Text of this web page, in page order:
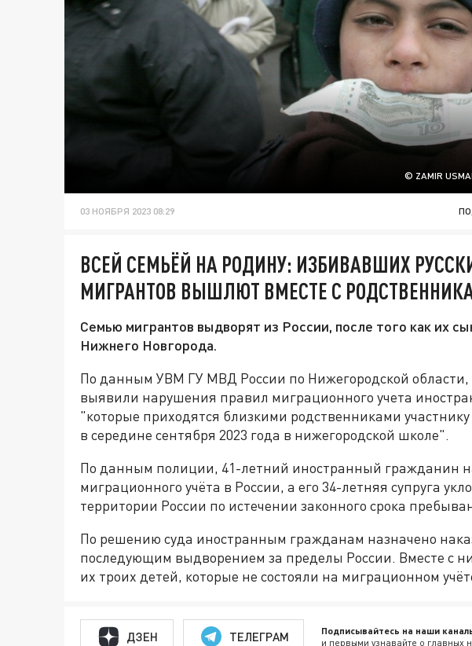
© ZAMIR
03 НОЯБРЯ 2023 08:29
ВСЕЙ СЕМЬЁЙ НА РОДИНУ: ИЗБИВАВШИХ
МИГРАНТОВ ВЫШЛЮТ ВМЕСТЕ С
Семью мигрантов выдворят из России, после того как их
Нижнего Новгорода.
По данным УВМ ГУ МВД России по Нижегородской области,
выявили нарушения правил миграционного учета
"которые приходятся близкими родственниками
в середине сентября 2023 года в нижегородской школе".
По данным полиции, 41-летний иностранный гражданин
миграционного учёта в России, а его 34-летняя супруга
территории России по истечении законного срока
По решению суда иностранным гражданам назначено
последующим выдворением за пределы России. Вместе с
их троих детей, которые не состояли на миграционном
ДЗЕН ТЕЛЕГРАМ Подписывайтесь на наши
и первыми узнавайте о главных